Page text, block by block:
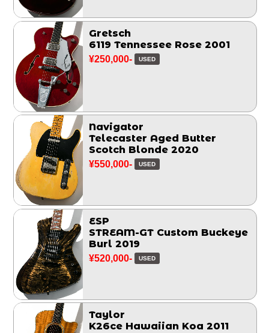
Gretsch
6119 Tennessee Rose 2001
¥250,000- USED
Navigator
Telecaster Aged Butter
Scotch Blonde 2020
¥550,000- USED
ESP
STREAM-GT Custom Buckeye
Burl 2019
¥520,000- USED
Taylor
K26ce Hawaiian Koa 2011